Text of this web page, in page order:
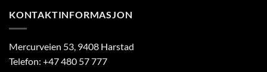
KONTAKTINFORMASJON
Mercurveien 53, 9408 Harstad
Telefon: +47 480 57 777